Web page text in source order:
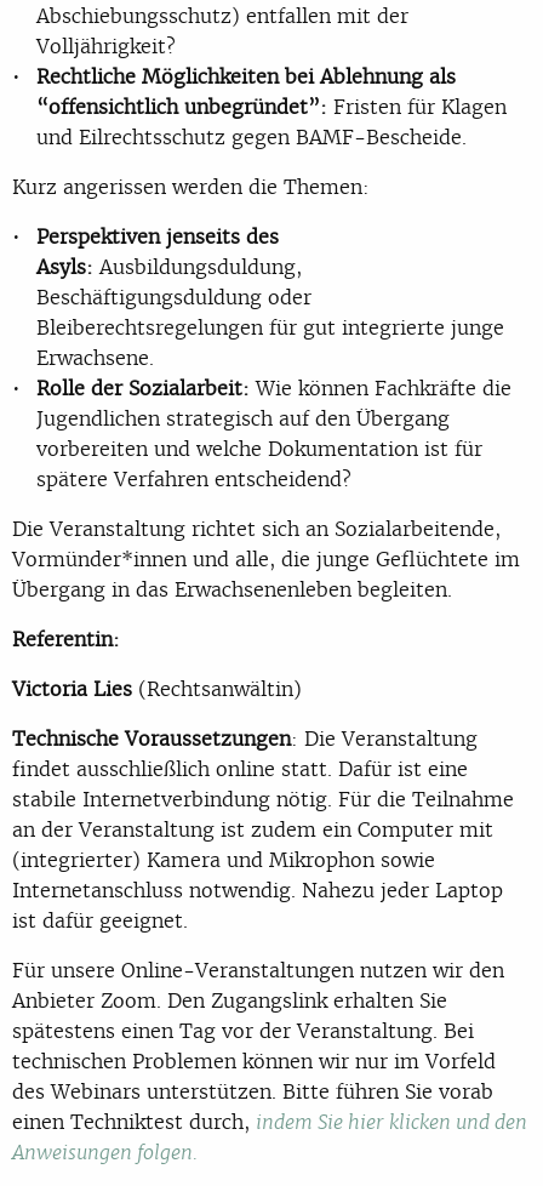
Abschiebungsschutz) entfallen mit der
Volljährigkeit?
Rechtliche Möglichkeiten bei Ablehnung als
“offensichtlich unbegründet”: Fristen für Klagen
und Eilrechtsschutz gegen BAMF-Bescheide.
Kurz angerissen werden die Themen:
Perspektiven jenseits des
Asyls: Ausbildungsduldung,
Beschäftigungsduldung oder
Bleiberechtsregelungen für gut integrierte junge
Erwachsene.
Rolle der Sozialarbeit: Wie können Fachkräfte die
Jugendlichen strategisch auf den Übergang
vorbereiten und welche Dokumentation ist für
spätere Verfahren entscheidend?
Die Veranstaltung richtet sich an Sozialarbeitende,
Vormünder*innen und alle, die junge Geflüchtete im
Übergang in das Erwachsenenleben begleiten.
Referentin:
Victoria Lies (Rechtsanwältin)
Technische Voraussetzungen: Die Veranstaltung
findet ausschließlich online statt. Dafür ist eine
stabile Internetverbindung nötig. Für die Teilnahme
an der Veranstaltung ist zudem ein Computer mit
(integrierter) Kamera und Mikrophon sowie
Internetanschluss notwendig. Nahezu jeder Laptop
ist dafür geeignet.
Für unsere Online-Veranstaltungen nutzen wir den
Anbieter Zoom. Den Zugangslink erhalten Sie
spätestens einen Tag vor der Veranstaltung. Bei
technischen Problemen können wir nur im Vorfeld
des Webinars unterstützen. Bitte führen Sie vorab
einen Techniktest durch, indem Sie hier klicken und den
Anweisungen folgen.